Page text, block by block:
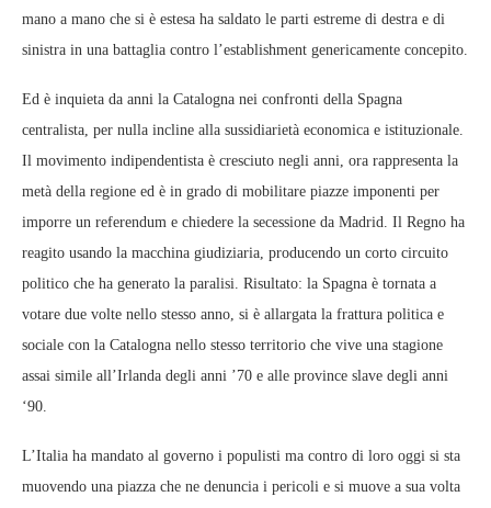
mano a mano che si è estesa ha saldato le parti estreme di destra e di
sinistra in una battaglia contro l’establishment genericamente concepito.
Ed è inquieta da anni la Catalogna nei confronti della Spagna
centralista, per nulla incline alla sussidiarietà economica e istituzionale.
Il movimento indipendentista è cresciuto negli anni, ora rappresenta la
metà della regione ed è in grado di mobilitare piazze imponenti per
imporre un referendum e chiedere la secessione da Madrid. Il Regno ha
reagito usando la macchina giudiziaria, producendo un corto circuito
politico che ha generato la paralisi. Risultato: la Spagna è tornata a
votare due volte nello stesso anno, si è allargata la frattura politica e
sociale con la Catalogna nello stesso territorio che vive una stagione
assai simile all’Irlanda degli anni ’70 e alle province slave degli anni
‘90.
L’Italia ha mandato al governo i populisti ma contro di loro oggi si sta
muovendo una piazza che ne denuncia i pericoli e si muove a sua volta